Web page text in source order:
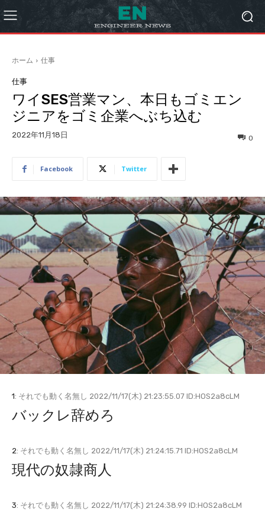
ホーム 仕事
仕事
ワイSES営業マン、本日もゴミエン
ジニアをゴミ企業へぶち込む
2022年11月18日 0
Facebook Twitter
1: それでも動く名無し 2022/11/17(木) 21:23:55.07 ID:HOS2a8cLM
バックレ辞めろ
2: それでも動く名無し 2022/11/17(木) 21:24:15.71 ID:HOS2a8cLM
現代の奴隷商人
3: それでも動く名無し 2022/11/17(木) 21:24:38.99 ID:HOS2a8cLM